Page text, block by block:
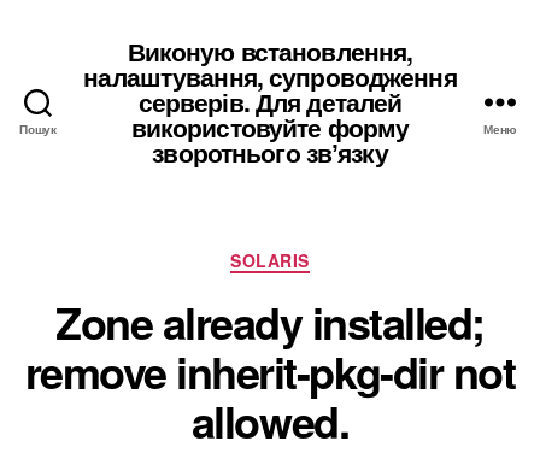
Пошук
Виконую встановлення,
налаштування, супроводження
серверів. Для деталей
використовуйте форму
зворотнього звʼязку
Меню
Категорії
SOLARIS
Zone already installed;
remove inherit-pkg-dir not
allowed.